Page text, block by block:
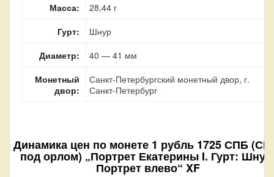
Масса:
28,44 г
Гурт:
Шнур
Диаметр:
40 — 41 мм
Монетный
двор:
Санкт-Петербургский монетный двор, г.
Санкт-Петербург
Динамика цен по монете 1 рубль 1725 СПБ
под орлом) „Портрет Екатерины I. Гурт:
Портрет влево“ XF